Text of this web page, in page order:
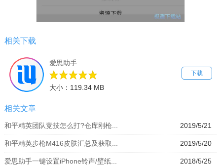
相关下载
下载
爱思助手
大小：119.34 MB
相关文章
2019/5/21
和平精英团队竞技怎么打?仓库刚枪...
2019/5/20
和平精英步枪M416皮肤汇总及获取...
2018/5/25
爱思助手一键设置iPhone铃声/壁纸...